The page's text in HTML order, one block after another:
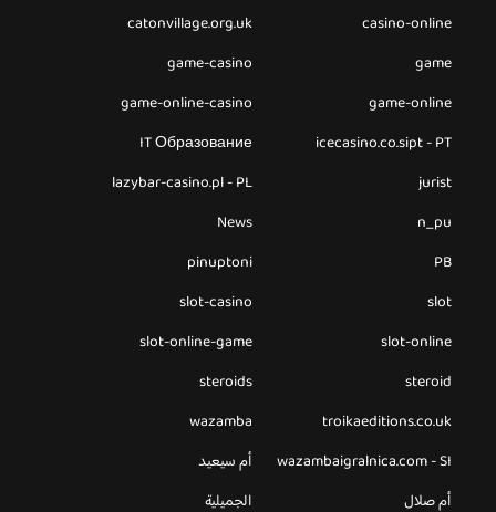
casino-online
catonvillage.org.uk
game
game-casino
game-online
game-online-casino
icecasino.co.sipt - PT
IT Образование
jurist
lazybar-casino.pl - PL
n_pu
News
PB
pinuptoni
slot
slot-casino
slot-online
slot-online-game
steroid
steroids
troikaeditions.co.uk
wazamba
wazambaigralnica.com - SI
أم سيعيد
أم صلال
الجميلية